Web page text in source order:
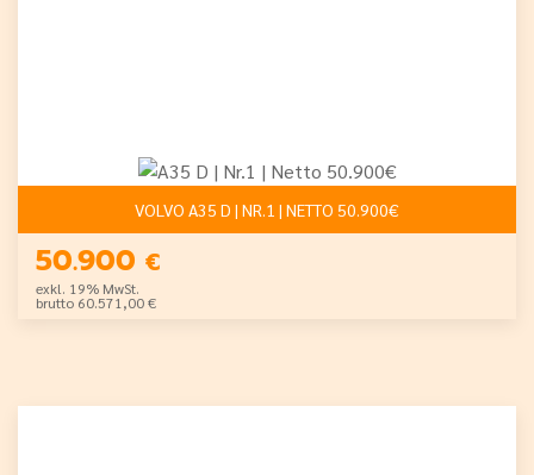
VOLVO A35 D | NR.1 | NETTO 50.900€
50.900 €
exkl. 19% MwSt.
brutto 60.571,00 €